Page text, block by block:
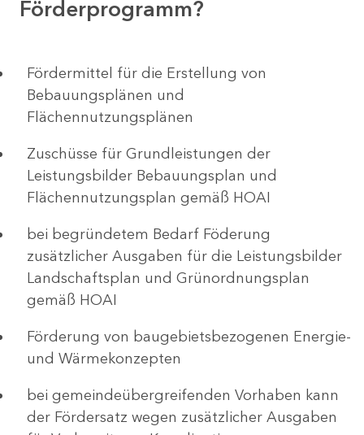
Förderprogramm?
Fördermittel für die Erstellung von
Bebauungsplänen und
Flächennutzungsplänen
Zuschüsse für Grundleistungen der
Leistungsbilder Bebauungsplan und
Flächennutzungsplan gemäß HOAI
bei begründetem Bedarf Föderung
zusätzlicher Ausgaben für die Leistungsbilder
Landschaftsplan und Grünordnungsplan
gemäß HOAI
Förderung von baugebietsbezogenen Energie-
und Wärmekonzepten
bei gemeindeübergreifenden Vorhaben kann
der Fördersatz wegen zusätzlicher Ausgaben